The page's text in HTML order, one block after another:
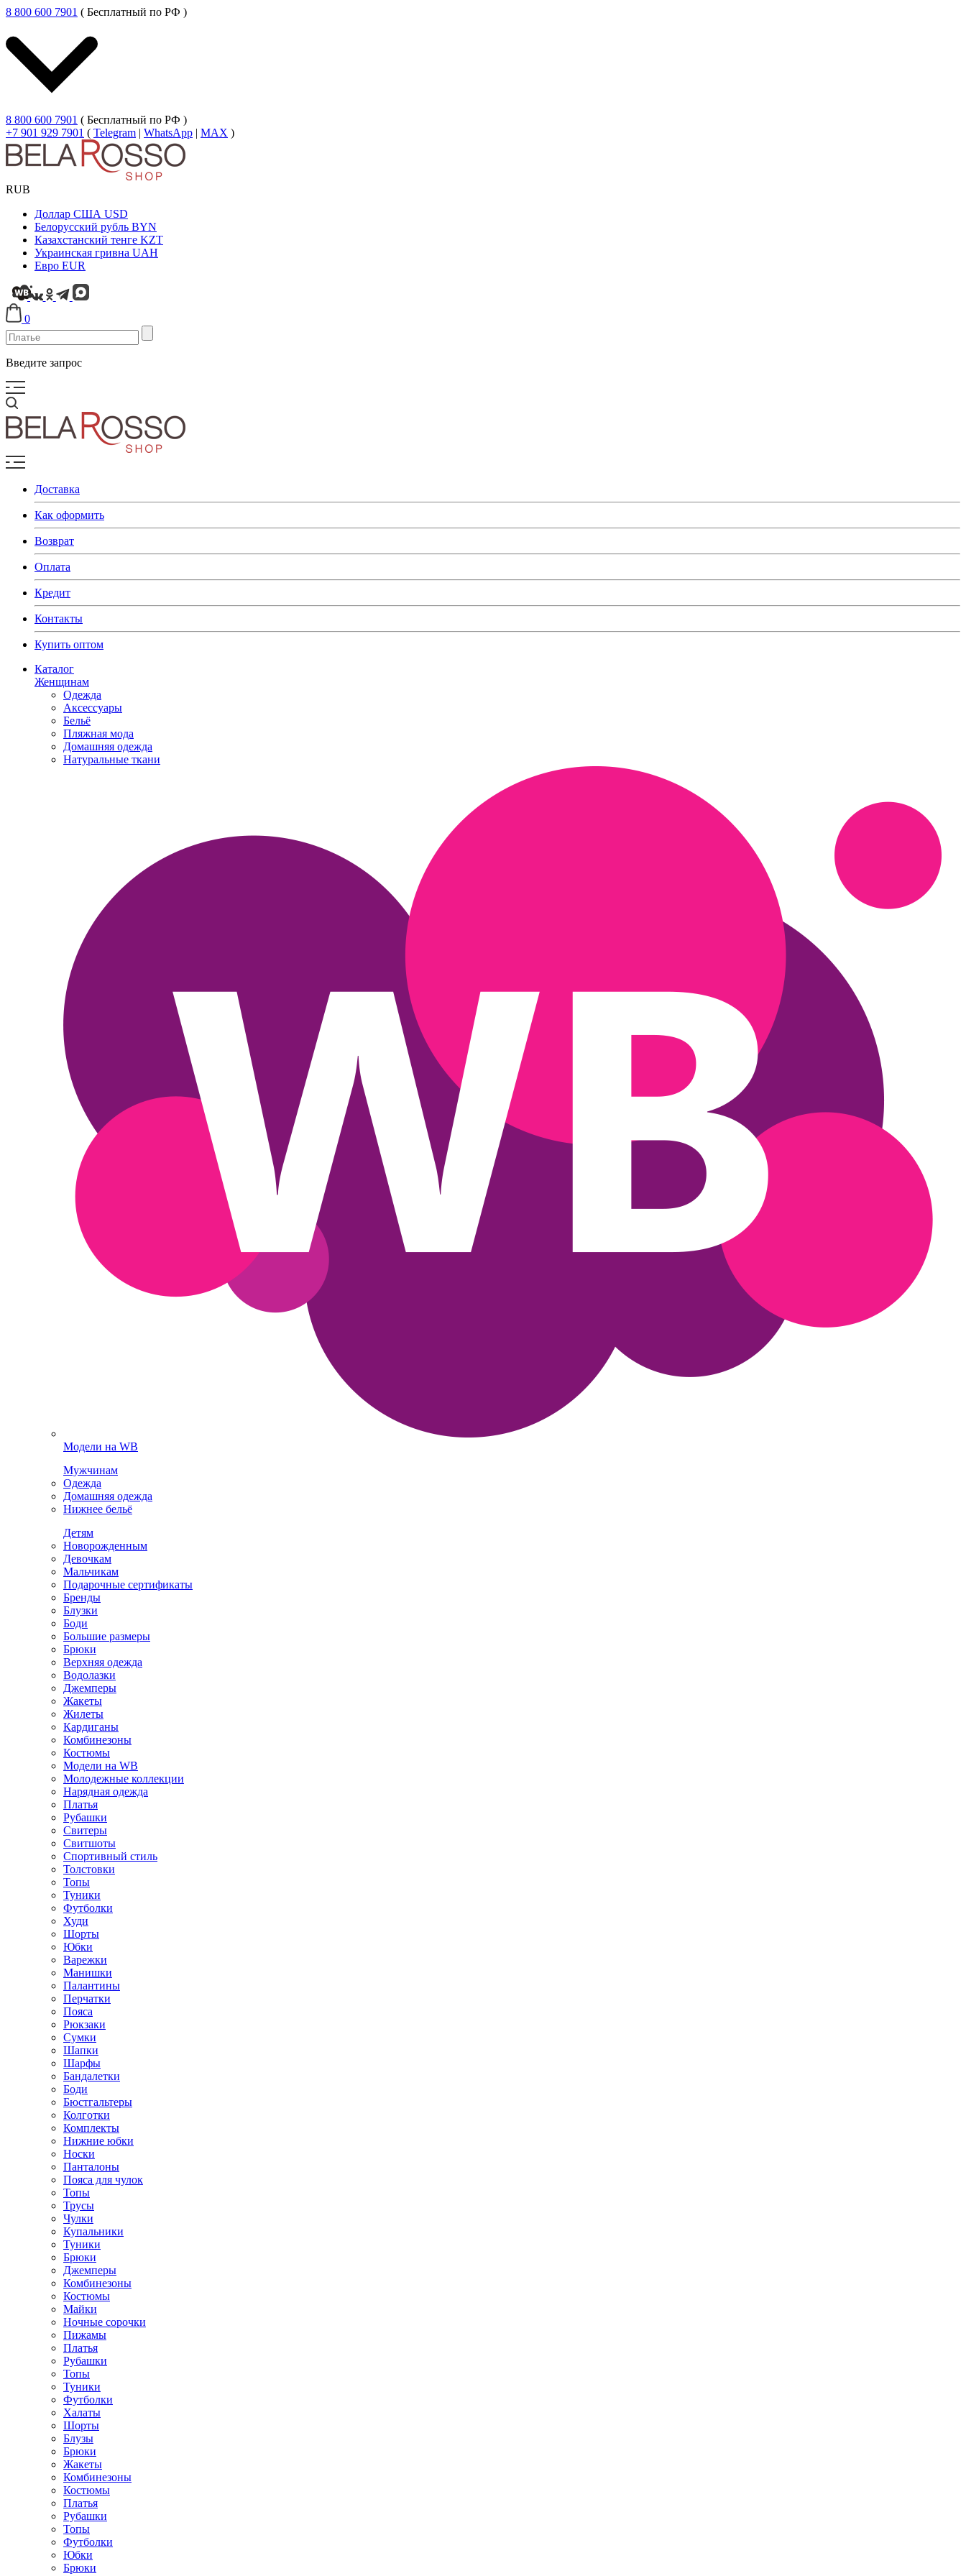
8 800 600 7901 ( Бесплатный по РФ )
8 800 600 7901 ( Бесплатный по РФ )
+7 901 929 7901 ( Telegram | WhatsApp | MAX )
RUB
Доллар США USD
Белорусский рубль BYN
Казахстанский тенге KZT
Украинская гривна UAH
Евро EUR
0
Введите запрос
Доставка
Как оформить
Возврат
Оплата
Кредит
Контакты
Купить оптом
Каталог
Женщинам
Одежда
Аксессуары
Бельё
Пляжная мода
Домашняя одежда
Натуральные ткани
Модели на WB
Мужчинам
Одежда
Домашняя одежда
Нижнее бельё
Детям
Новорожденным
Девочкам
Мальчикам
Подарочные сертификаты
Бренды
Блузки
Боди
Большие размеры
Брюки
Верхняя одежда
Водолазки
Джемперы
Жакеты
Жилеты
Кардиганы
Комбинезоны
Костюмы
Модели на WB
Молодежные коллекции
Нарядная одежда
Платья
Рубашки
Свитеры
Свитшоты
Спортивный стиль
Толстовки
Топы
Туники
Футболки
Худи
Шорты
Юбки
Варежки
Манишки
Палантины
Перчатки
Пояса
Рюкзаки
Сумки
Шапки
Шарфы
Бандалетки
Боди
Бюстгальтеры
Колготки
Комплекты
Нижние юбки
Носки
Панталоны
Поясa для чулок
Топы
Трусы
Чулки
Купальники
Туники
Брюки
Джемперы
Комбинезоны
Костюмы
Майки
Ночные сорочки
Пижамы
Платья
Рубашки
Топы
Туники
Футболки
Халаты
Шорты
Блузы
Брюки
Жакеты
Комбинезоны
Костюмы
Платья
Рубашки
Топы
Футболки
Юбки
Брюки